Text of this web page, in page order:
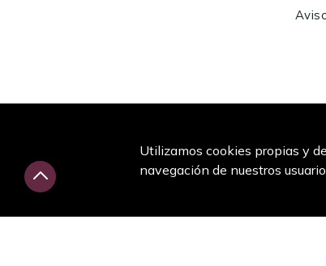
Utilizamos cookies propias y
navegación de nuestros